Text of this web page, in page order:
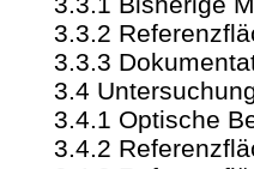
3.3.2
3.3.3
3.4
3.4.1 Optische
3.4.2